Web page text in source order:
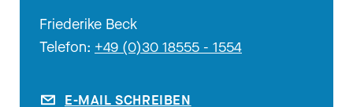
Friederike Beck
Telefon: +49 (0)30 18555 - 1554
E-MAIL SCHREIBEN